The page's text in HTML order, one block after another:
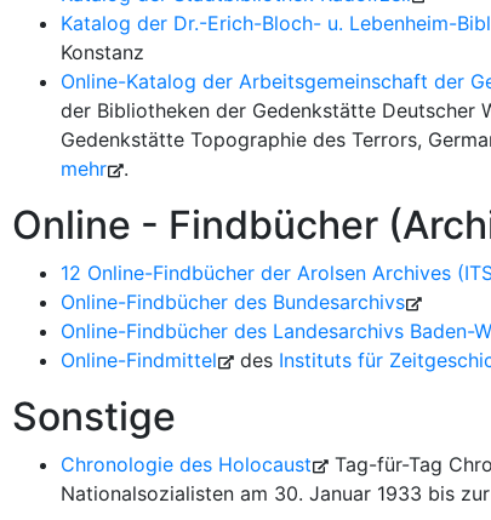
Katalog der Dr.-Erich-Bloch- u. Lebenheim-
Konstanz
Online-Katalog der Arbeitsgemeinschaft der
der Bibliotheken der Gedenkstätte Deutscher
Gedenkstätte Topographie des Terrors,
mehr
.
Online - Findbücher
12 Online-Findbücher der Arolsen Archives
Online-Findbücher des Bundesarchivs
Online-Findbücher des Landesarchivs Baden-
Online-Findmittel
des Instituts für
Sonstige
Chronologie des Holocaust
Tag-für-Tag
Nationalsozialisten am 30. Januar 1933 bis